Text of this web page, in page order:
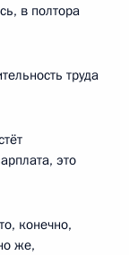
в полтора
труда
это
конечно,
же,